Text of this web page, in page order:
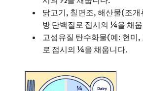
닭고기, 칠면조, 해산물(조개
방 단백질로 접시의 ¼을 채
고섬유질 탄수화물(예: 현미
로 접시의 ¼을 채웁니다.